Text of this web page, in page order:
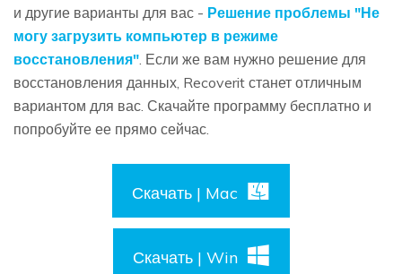
и другие варианты для вас - Решение проблемы "Не
могу загрузить компьютер в режиме
восстановления". Если же вам нужно решение для
восстановления данных, Recoverit станет отличным
вариантом для вас. Скачайте программу бесплатно и
попробуйте ее прямо сейчас.
Скачать | Mac
Скачать | Win